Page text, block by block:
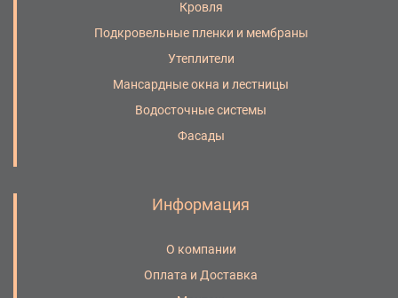
Кровля
Подкровельные пленки и мембраны
Утеплители
Мансардные окна и лестницы
Водосточные системы
Фасады
Информация
О компании
Оплата и Доставка